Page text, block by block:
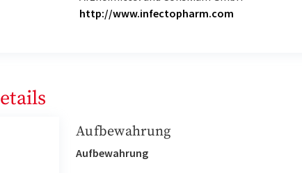
http://www.infectopharm.com
Aufbewahrung
Aufbewahrung